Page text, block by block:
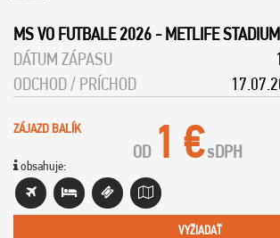
MS VO FUTBALE 2026 -METLIFE STADIUM
DÁTUM ZÁPASU
ODCHOD / PRÍCHOD
ZÁJAZD BALÍK
obsahuje:
OD 1 €sDPH
VYŽIADAŤ